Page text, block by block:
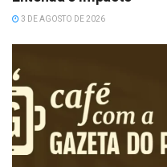
3 DE AGOSTO DE 2026